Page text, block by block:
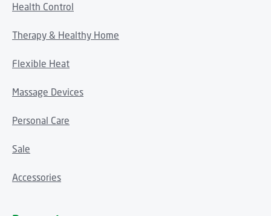
Health Control
Therapy & Healthy Home
Flexible Heat
Massage Devices
Personal Care
Sale
Accessories